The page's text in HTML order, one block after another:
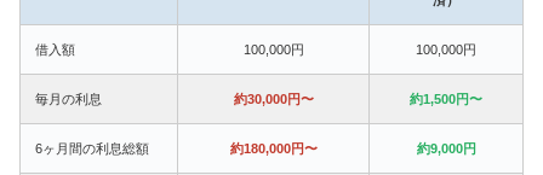
借入額 100,000円 100,000円
毎月の利息 約30,000円〜 約1,500円〜
6ヶ月間の利息総額 約180,000円〜 約9,000円